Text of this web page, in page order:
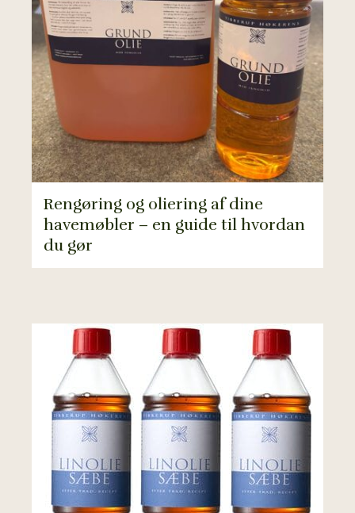
Rengøring og oliering af dine
havemøbler – en guide til hvordan
du gør